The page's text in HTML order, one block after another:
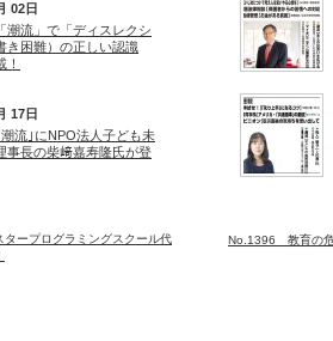
02日
潮流」で「ディスレクシ
き困難）の正しい認識
！
17日
流｣にNPO法人子ども未
事長の柴﨑嘉寿隆氏が登
ープログラミングスクール代
No.1396 教育の危